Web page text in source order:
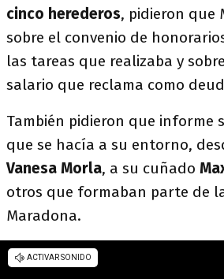
cinco herederos, pidieron que
sobre el convenio de
las tareas que realizaba y
salario que reclama como
También pidieron que informe
que se hacía a su entorno,
Vanesa Morla, a su cuñado
otros que formaban parte de
Maradona.